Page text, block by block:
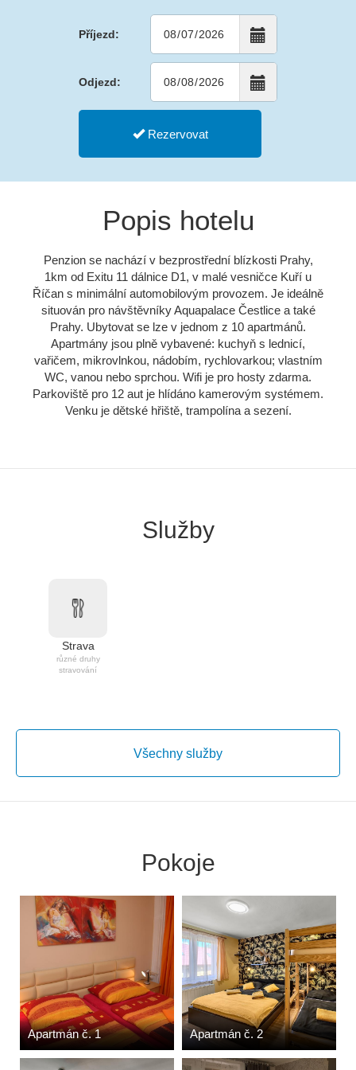
Příjezd:
Odjezd:
Rezervovat
Popis hotelu
Penzion se nachází v bezprostřední blízkosti Prahy,
1km od Exitu 11 dálnice D1, v malé vesničce Kuří u
Říčan s minimální automobilovým provozem. Je ideálně
situován pro návštěvníky Aquapalace Čestlice a také
Prahy. Ubytovat se lze v jednom z 10 apartmánů.
Apartmány jsou plně vybavené: kuchyň s lednicí,
vařičem, mikrovlnkou, nádobím, rychlovarkou; vlastním
WC, vanou nebo sprchou. Wifi je pro hosty zdarma.
Parkoviště pro 12 aut je hlídáno kamerovým systémem.
Venku je dětské hřiště, trampolína a sezení.
Služby
Strava
různé druhy
stravování
Všechny služby
Pokoje
Apartmán č. 1 Apartmán č. 2